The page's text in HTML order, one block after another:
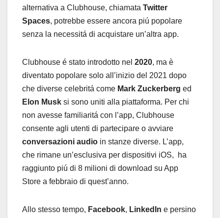
alternativa a Clubhouse, chiamata Twitter
Spaces, potrebbe essere ancora piú popolare
senza la necessitá di acquistare un’altra app.
Clubhouse é stato introdotto nel 2020, ma è
diventato popolare solo all’inizio del 2021 dopo
che diverse celebritá come Mark Zuckerberg ed
Elon Musk si sono uniti alla piattaforma. Per chi
non avesse familiaritá con l’app, Clubhouse
consente agli utenti di partecipare o avviare
conversazioni audio in stanze diverse. L’app,
che rimane un’esclusiva per dispositivi iOS, ha
raggiunto piú di 8 milioni di download su App
Store a febbraio di quest’anno.
Allo stesso tempo, Facebook, LinkedIn e persino